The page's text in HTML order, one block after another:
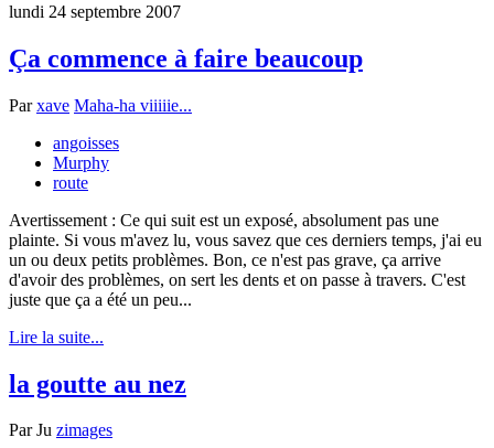
lundi 24 septembre 2007
Ça commence à faire beaucoup
Parxave Maha-ha viiiiie...
angoisses
Murphy
route
Avertissement : Ce qui suit est un exposé, absolument pas une
plainte. Si vous m'avez lu, vous savez que ces derniers temps, j'ai eu
un ou deux petits problèmes. Bon, ce n'est pas grave, ça arrive
d'avoir des problèmes, on sert les dents et on passe à travers. C'est
juste que ça a été un peu...
Lire la suite...
la goutte au nez
ParJu zimages